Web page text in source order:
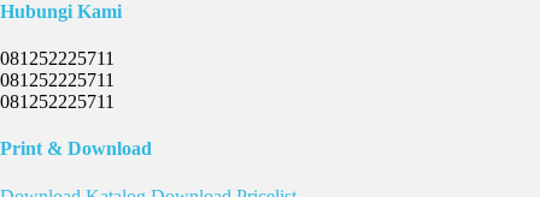
Hubungi Kami
081252225711
081252225711
081252225711
Print & Download